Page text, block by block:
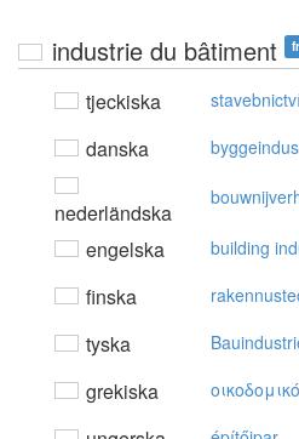
industrie du bâtiment
tjeckiska
danska
nederländska
engelska building
finska
tyska
grekiska